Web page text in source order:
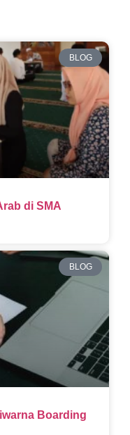
BLOG
di SMA
BLOG
Boarding